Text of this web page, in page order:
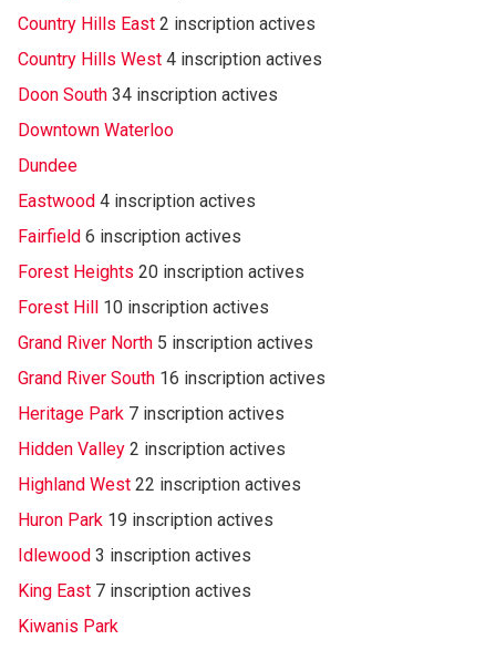
Country Hills East 2 inscription actives
Country Hills West 4 inscription actives
Doon South 34 inscription actives
Downtown Waterloo
Dundee
Eastwood 4 inscription actives
Fairfield 6 inscription actives
Forest Heights 20 inscription actives
Forest Hill 10 inscription actives
Grand River North 5 inscription actives
Grand River South 16 inscription actives
Heritage Park 7 inscription actives
Hidden Valley 2 inscription actives
Highland West 22 inscription actives
Huron Park 19 inscription actives
Idlewood 3 inscription actives
King East 7 inscription actives
Kiwanis Park